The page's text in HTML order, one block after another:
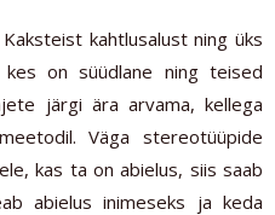
Kaksteist kahtlusalust ning üks
on süüdlane ning teised
järgi ära arvama, kellega
Väga stereotüüpide
kas ta on abielus, siis saab
abielus inimeseks ja keda